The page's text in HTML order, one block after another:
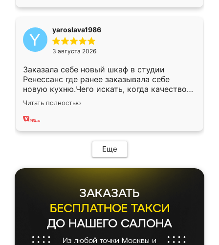
yaroslava1986
3 августа 2026
Заказала себе новый шкаф в студии
Ренессанс где ранее заказывала себе
новую кухню.Чего искать, когда качеством
вполне довольна. Служит кухня уже почти
два года, нареканий нет.
Читать полностью
Еще
ЗАКАЗАТЬ
БЕСПЛАТНОЕ ТАКСИ
ДО НАШЕГО САЛОНА
Из любой точки Москвы и